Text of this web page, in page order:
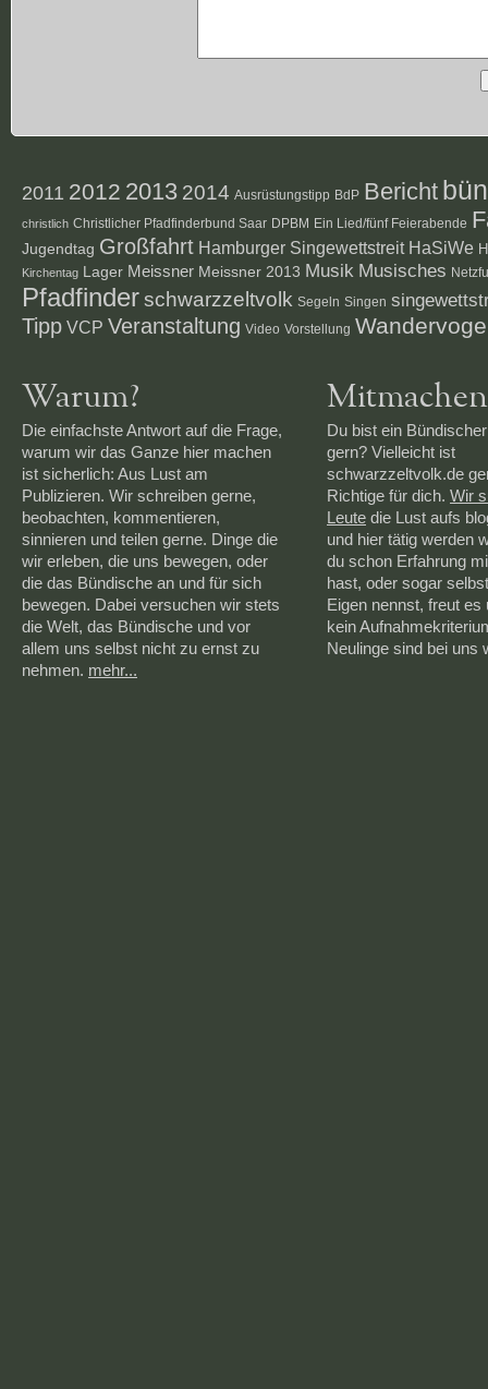
2011 2012 2013 2014 Ausrüstungstipp BdP Bericht
christlich Christlicher Pfadfinderbund Saar DPBM Ein Lied/fünf Feierabende
Jugendtag Großfahrt Hamburger Singewettstreit HaSiWe
Kirchentag Lager Meissner Meissner 2013 Musik Musisches
Pfadfinderschwarzzeltvolk Segeln Singen
Tipp VCP Veranstaltung Video Vorstellung
Warum?
Die einfachste Antwort auf die Frage,
warum wir das Ganze hier machen
ist sicherlich: Aus Lust am
Publizieren. Wir schreiben gerne,
beobachten, kommentieren,
sinnieren und teilen gerne. Dinge die
wir erleben, die uns bewegen, oder
die das Bündische an und für sich
bewegen. Dabei versuchen wir stets
die Welt, das Bündische und vor
allem uns selbst nicht zu ernst zu
nehmen. mehr...
Mitmachen
Du bist ein
gern? Vielleicht ist
schwarzzeltvolk.de
Richtige für dich. Wir
Leute die Lust aufs
und hier tätig werden
du schon Erfahrung
hast, oder sogar
Eigen nennst, freut es
kein
Neulinge sind bei uns